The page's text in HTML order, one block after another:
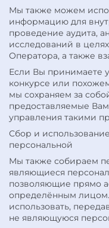
Мы также можем
информацию для
проведение аудита,
исследований в
Оператора, а также
Если Вы принимаете
конкурсе или
мы сохраняем за
предоставляемые
управления такими
Сбор и
персональной
Мы также собираем
являющиеся
позволяющие прямо
определённым
использовать,
не являющуюся